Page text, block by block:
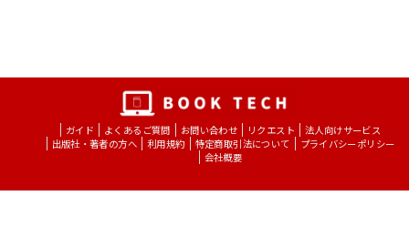
ガイド よくあるご質問 お問い合わせ リクエスト
法人向けサービス
出版社・著者の方へ
利用規約 特定商取引法について
プライバシーポリシー
会社概要